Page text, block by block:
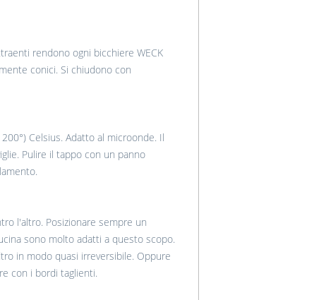
rendono ogni bicchiere WECK
conici. Si chiudono con
Celsius. Adatto al microonde. Il
Pulire il tappo con un panno
l'altro. Posizionare sempre un
sono molto adatti a questo scopo.
in modo quasi irreversibile. Oppure
con i bordi taglienti.